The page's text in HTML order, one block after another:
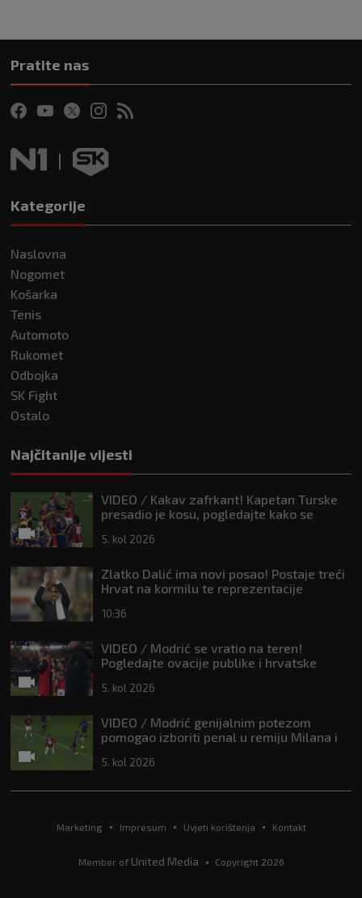
Pratite nas
Kategorije
Naslovna
Nogomet
Košarka
Tenis
Automoto
Rukomet
Odbojka
SK Fight
Ostalo
Najčitanije vijesti
VIDEO / Kakav zafrkant! Kapetan Turske
presadio je kosu, pogledajte kako se
5. kol 2026
Zlatko Dalić ima novi posao! Postaje treći
Hrvat na kormilu te reprezentacije
10:36
VIDEO / Modrić se vratio na teren!
Pogledajte ovacije publike i hrvatske
5. kol 2026
VIDEO / Modrić genijalnim potezom
pomogao izboriti penal u remiju Milana i
5. kol 2026
Marketing Impresum Uvjeti korištenja Kontakt
Member of United Media Copyright 2026